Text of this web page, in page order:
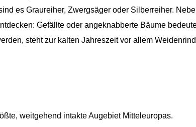
es Graureiher, Zwergsäger oder Silberreiher.
Gefällte oder angeknabberte Bäume
steht zur kalten Jahreszeit vor allem
weitgehend intakte Augebiet Mitteleuropas.